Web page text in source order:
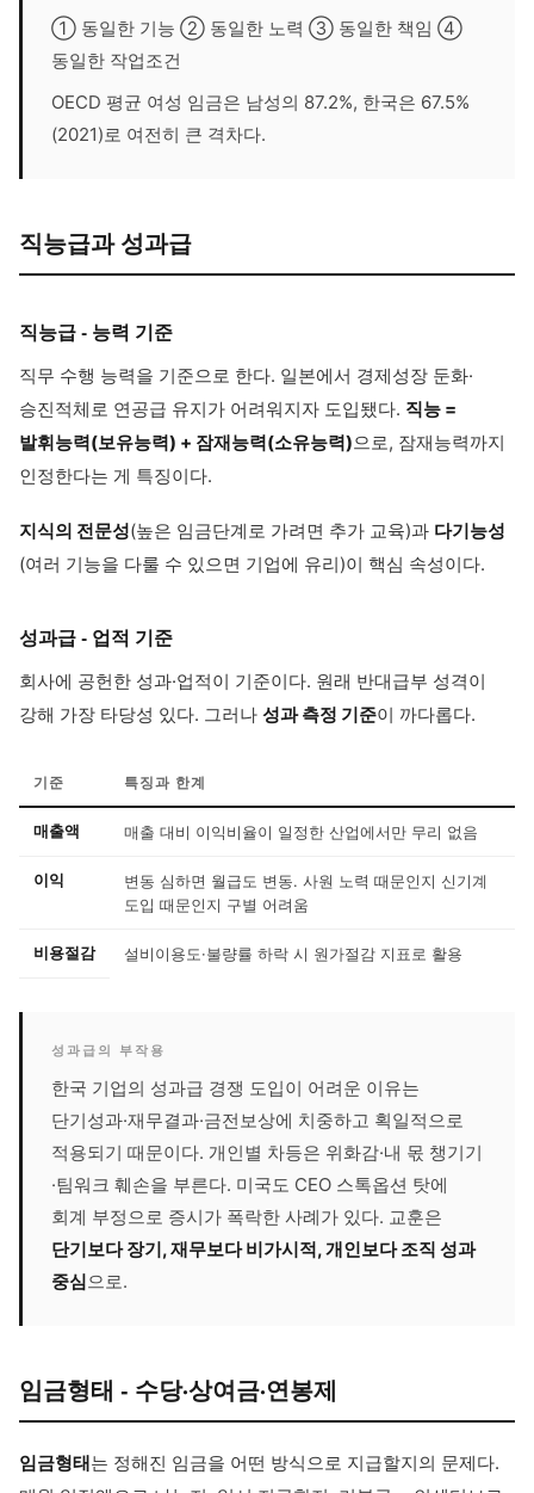
① 동일한 기능 ② 동일한 노력 ③ 동일한 책임 ④
동일한 작업조건
OECD 평균 여성 임금은 남성의 87.2%, 한국은 67.5%
(2021)로 여전히 큰 격차다.
직능급과 성과급
직능급 - 능력 기준
직무 수행 능력을 기준으로 한다. 일본에서 경제성장 둔화·
승진적체로 연공급 유지가 어려워지자 도입됐다. 직능 =
발휘능력(보유능력) + 잠재능력(소유능력)으로, 잠재능력까지
인정한다는 게 특징이다.
지식의 전문성(높은 임금단계로 가려면 추가 교육)과 다기능성
(여러 기능을 다룰 수 있으면 기업에 유리)이 핵심 속성이다.
성과급 - 업적 기준
회사에 공헌한 성과·업적이 기준이다. 원래 반대급부 성격이
강해 가장 타당성 있다. 그러나 성과 측정 기준이 까다롭다.
기준 특징과 한계
매출액 매출 대비 이익비율이 일정한 산업에서만 무리 없음
이익
변동 심하면 월급도 변동. 사원 노력 때문인지 신기계
도입 때문인지 구별 어려움
비용절감 설비이용도·불량률 하락 시 원가절감 지표로 활용
성과급의 부작용
한국 기업의 성과급 경쟁 도입이 어려운 이유는
단기성과·재무결과·금전보상에 치중하고 획일적으로
적용되기 때문이다. 개인별 차등은 위화감·내 몫 챙기기
·팀워크 훼손을 부른다. 미국도 CEO 스톡옵션 탓에
회계 부정으로 증시가 폭락한 사례가 있다. 교훈은
단기보다 장기, 재무보다 비가시적, 개인보다 조직 성과
중심으로.
임금형태 - 수당·상여금·연봉제
임금형태는 정해진 임금을 어떤 방식으로 지급할지의 문제다.